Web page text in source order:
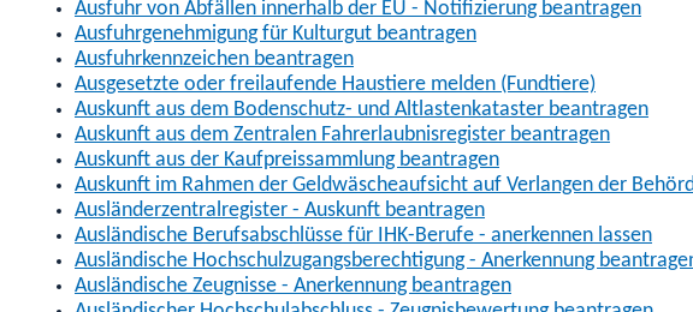
Ausfuhr von Abfällen innerhalb der EU - Notifizierung beantragen
Ausfuhrgenehmigung für Kulturgut beantragen
Ausfuhrkennzeichen beantragen
Ausgesetzte oder freilaufende Haustiere melden (Fundtiere)
Auskunft aus dem Bodenschutz- und Altlastenkataster beantragen
Auskunft aus dem Zentralen Fahrerlaubnisregister beantragen
Auskunft aus der Kaufpreissammlung beantragen
Auskunft im Rahmen der Geldwäscheaufsicht auf Verlangen der
Ausländerzentralregister - Auskunft beantragen
Ausländische Berufsabschlüsse für IHK-Berufe - anerkennen lassen
Ausländische Hochschulzugangsberechtigung - Anerkennung
Ausländische Zeugnisse - Anerkennung beantragen